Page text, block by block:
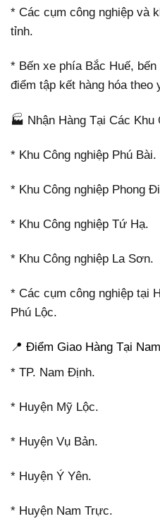
* Các cụm công nghiệp và
tỉnh.
* Bến xe phía Bắc Huế,
điểm tập kết hàng hóa theo
🏭 Nhận Hàng Tại Các Khu
* Khu Công nghiệp Phú Bài.
* Khu Công nghiệp Phong
* Khu Công nghiệp Tứ Hạ.
* Khu Công nghiệp La Sơn.
* Các cụm công nghiệp tại
Phú Lộc.
📍 Điểm Giao Hàng Tại
* TP. Nam Định.
* Huyện Mỹ Lộc.
* Huyện Vụ Bản.
* Huyện Ý Yên.
* Huyện Nam Trực.